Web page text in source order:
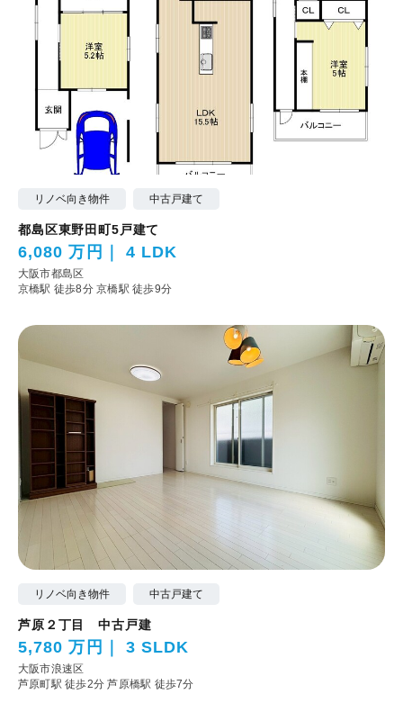
リノベ向き物件 中古戸建て
都島区東野田町5戸建て
6,080 万円 4 LDK
大阪市都島区
京橋駅 徒歩8分京橋駅 徒歩9分
リノベ向き物件 中古戸建て
芦原２丁目 中古戸建
5,780 万円 3 SLDK
大阪市浪速区
芦原町駅 徒歩2分芦原橋駅 徒歩7分